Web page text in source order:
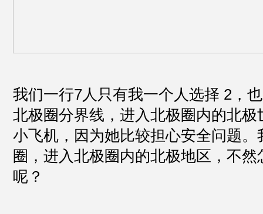
我们一行7人只有我一个人选择 2，
北极圈分界线，进入北极圈内的北极
小飞机，因为她比较担心安全问题。
圈，进入北极圈内的北极地区，不
呢？